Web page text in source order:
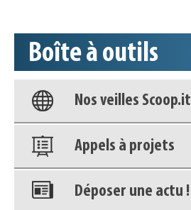
Boîte à outils
Base documentaire
Nos veilles Scoop.it
Appels à projets
Déposer une actu !